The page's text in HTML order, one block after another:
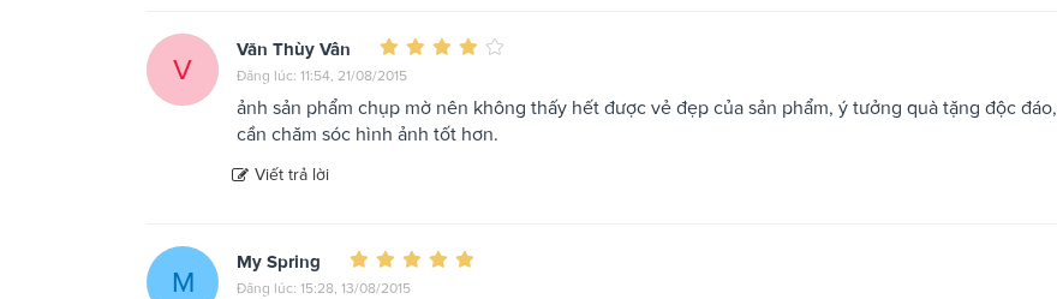
V
Văn Thùy Vân
Đăng lúc: 11:54, 21/08/2015
ảnh sản phẩm chụp mờ nên không thấy hết được vẻ đẹp của sản phẩm, ý tưởng quà tặng độc đáo,
cần chăm sóc hình ảnh tốt hơn.
Viết trả lời
M
My Spring
Đăng lúc: 15:28, 13/08/2015